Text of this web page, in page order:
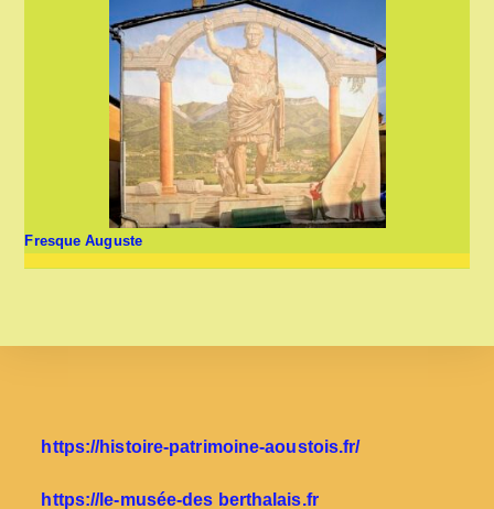
Fresque Auguste
https://histoire-patrimoine-aoustois.fr/
https://le-musée-des berthalais.fr